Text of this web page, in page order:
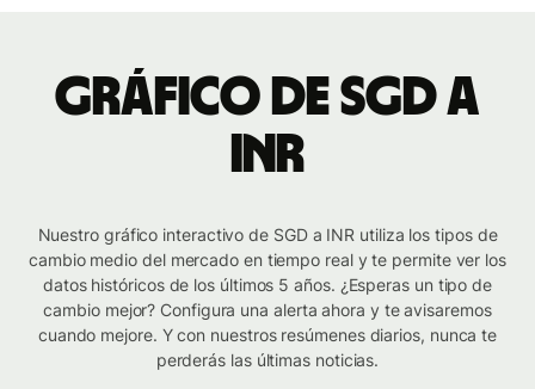
Gráfico de SGD a
INR
Nuestro gráfico interactivo de SGD a INR utiliza los tipos de
cambio medio del mercado en tiempo real y te permite ver los
datos históricos de los últimos 5 años. ¿Esperas un tipo de
cambio mejor? Configura una alerta ahora y te avisaremos
cuando mejore. Y con nuestros resúmenes diarios, nunca te
perderás las últimas noticias.